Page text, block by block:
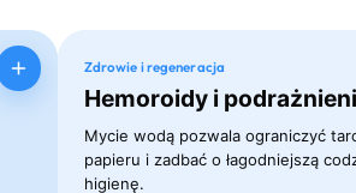
Zdrowie i regeneracja
Hemoroidy i
Mycie wodą pozwala ograniczyć
papieru i zadbać o łagodniejszą
higienę.